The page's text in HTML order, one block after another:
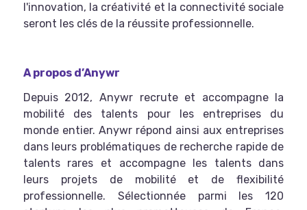
l'innovation, la créativité et la connectivité sociale
seront les clés de la réussite professionnelle.
A propos d’Anywr
Depuis 2012, Anywr recrute et accompagne la
mobilité des talents pour les entreprises du
monde entier. Anywr répond ainsi aux entreprises
dans leurs problématiques de recherche rapide de
talents rares et accompagne les talents dans
leurs projets de mobilité et de flexibilité
professionnelle. Sélectionnée parmi les 120